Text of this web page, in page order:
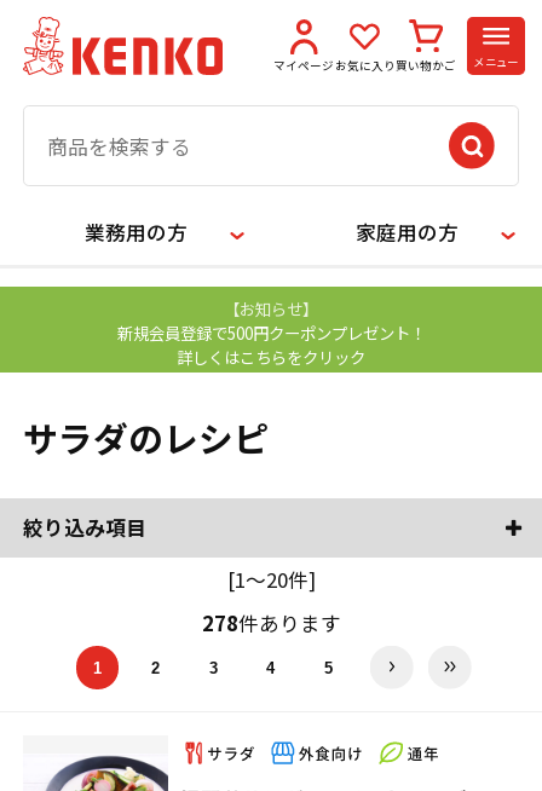
マイページ お気に入り 買い物かご メニュー
業務用の方 家庭用の方
【お知らせ】
新規会員登録で500円クーポンプレゼント！
詳しくはこちらをクリック
サラダのレシピ
絞り込み項目
[1～20件]
278件あります
1 2 3 4 5